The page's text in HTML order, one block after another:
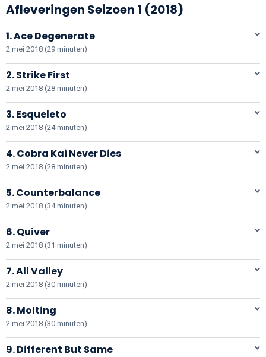
Afleveringen Seizoen 1 (2018)
1. Ace Degenerate
2 mei 2018 (29 minuten)
2. Strike First
2 mei 2018 (28 minuten)
3. Esqueleto
2 mei 2018 (24 minuten)
4. Cobra Kai Never Dies
2 mei 2018 (28 minuten)
5. Counterbalance
2 mei 2018 (34 minuten)
6. Quiver
2 mei 2018 (31 minuten)
7. All Valley
2 mei 2018 (30 minuten)
8. Molting
2 mei 2018 (30 minuten)
9. Different But Same